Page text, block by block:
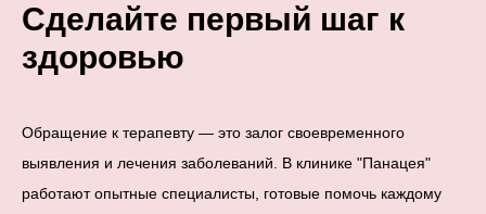
Сделайте первый шаг к
здоровью
Обращение к терапевту — это залог своевременного
выявления и лечения заболеваний. В клинике "Панацея"
работают опытные специалисты, готовые помочь каждому